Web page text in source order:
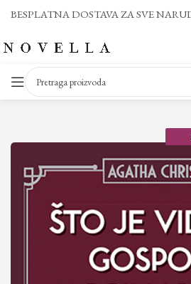
BESPLATNA DOSTAVA ZA SVE